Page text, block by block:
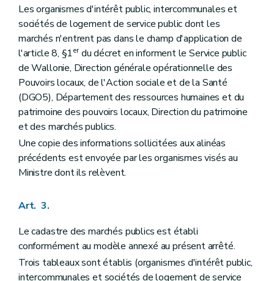
Les organismes d'intérêt public, intercommunales et
sociétés de logement de service public dont les
marchés n'entrent pas dans le champ d'application de
l'article 8, §1erdu décret en informent le Service public
de Wallonie, Direction générale opérationnelle des
Pouvoirs locaux, de l'Action sociale et de la Santé
(DGO5), Département des ressources humaines et du
patrimoine des pouvoirs locaux, Direction du patrimoine
et des marchés publics.
Une copie des informations sollicitées aux alinéas
précédents est envoyée par les organismes visés au
Ministre dont ils relèvent.
Art. 3.
Le cadastre des marchés publics est établi
conformément au modèle annexé au présent arrêté.
Trois tableaux sont établis (organismes d'intérêt public,
intercommunales et sociétés de logement de service